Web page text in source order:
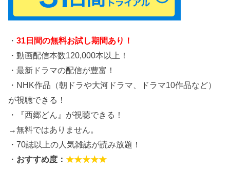
・31日間の無料お試し期間あり！
・動画配信本数120,000本以上！
・最新ドラマの配信が豊富！
・NHK作品（朝ドラや大河ドラマ、ドラマ10作品など）
が視聴できる！
・『西郷どん』が視聴できる！
→無料ではありません。
・70誌以上の人気雑誌が読み放題！
・ おすすめ度：★★★★★